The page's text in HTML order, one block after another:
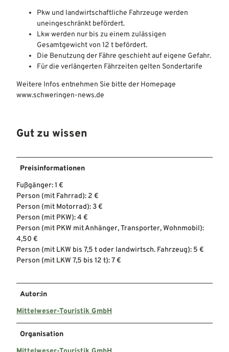
Pkw und landwirtschaftliche Fahrzeuge werden
uneingeschränkt befördert.
Lkw werden nur bis zu einem zulässigen
Gesamtgewicht von 12 t befördert.
Die Benutzung der Fähre geschieht auf eigene Gefahr.
Für die verlängerten Fährzeiten gelten Sondertarife
Weitere Infos entnehmen Sie bitte der Homepage
www.schweringen-news.de
Gut zu wissen
Preisinformationen
Fußgänger: 1 €
Person (mit Fahrrad): 2 €
Person (mit Motorrad): 3 €
Person (mit PKW): 4 €
Person (mit PKW mit Anhänger, Transporter, Wohnmobil):
4,50 €
Person (mit LKW bis 7,5 t oder landwirtsch. Fahrzeug): 5 €
Person (mit LKW 7,5 bis 12 t): 7 €
Autor:in
Mittelweser-Touristik GmbH
Organisation